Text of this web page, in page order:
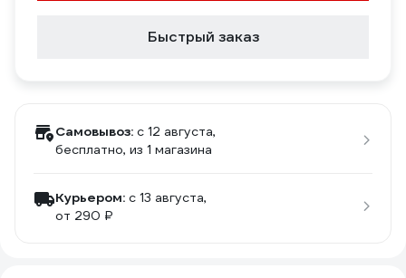
Быстрый заказ
Самовывоз: c 12 августа,
бесплатно, из 1 магазина
Курьером: c 13 августа,
от 290 ₽